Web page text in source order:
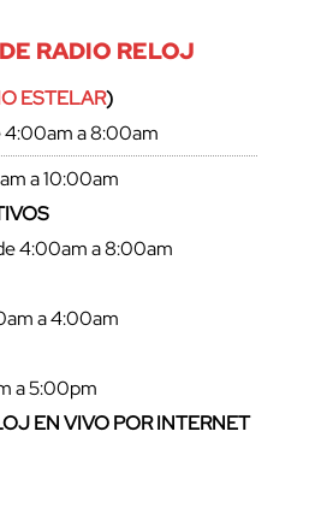
RADIO RELOJ
ESTELAR)
4:00am a 8:00am
a 10:00am
4:00am a 8:00am
a 4:00am
a 5:00pm
EN VIVO POR INTERNET